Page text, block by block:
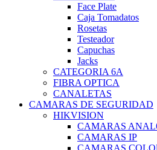
Face Plate
Caja Tomadatos
Rosetas
Testeador
Capuchas
Jacks
CATEGORIA 6A
FIBRA OPTICA
CANALETAS
CAMARAS DE SEGURIDAD
HIKVISION
CAMARAS
CAMARAS IP
CAMARAS